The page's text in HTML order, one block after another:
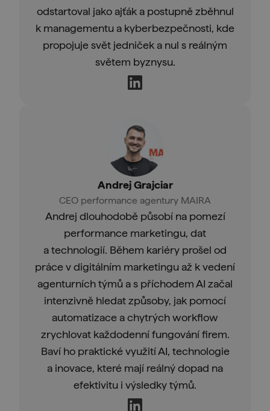
odstartoval jako ajťák a postupně zběhnul
k managementu a kyberbezpečnosti, kde
propojuje svět jedniček a nul s reálným
světem byznysu.
Andrej Grajciar
CEO performance agentury MAIRA
Andrej dlouhodobě působí na pomezí
performance marketingu, dat
a technologií. Během kariéry prošel od
práce v digitálním marketingu až k vedení
agenturních týmů a s příchodem AI začal
intenzivně hledat způsoby, jak pomocí
automatizace a chytrých workflow
zrychlovat každodenní fungování firem.
Baví ho praktické využití AI, technologie
a inovace, které mají reálný dopad na
efektivitu i výsledky týmů.